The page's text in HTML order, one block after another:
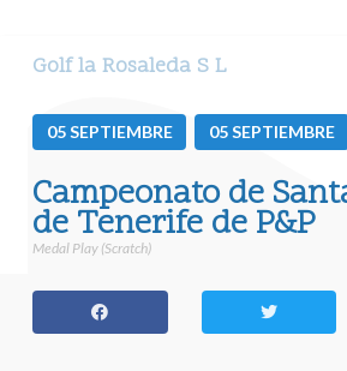
Golf la Rosaleda S L
05SEPTIEMBRE 05SEPTIEMBRE
Campeonato de
de Tenerife de P&P
Medal Play (Scratch)